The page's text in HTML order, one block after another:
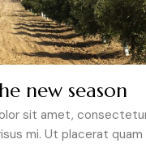
new season
sit amet,
mi. Ut placerat